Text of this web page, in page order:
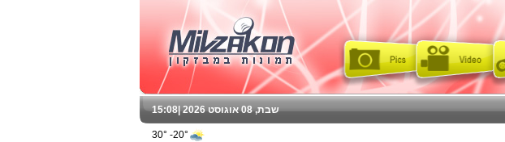
15:08 שבת, 08 אוגוסט 2026 |
20°- 30°